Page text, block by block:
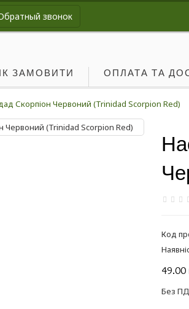
звонок
ЗАМОВИТИ ОПЛАТА ТА
Скорпіон Червоний (Trinidad Scorpion Red)
Код
49.00
Без